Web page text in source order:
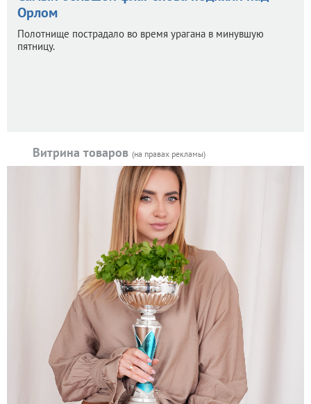
Орлом
Полотнище пострадало во время урагана в минувшую
пятницу.
Витрина товаров (на правах рекламы)